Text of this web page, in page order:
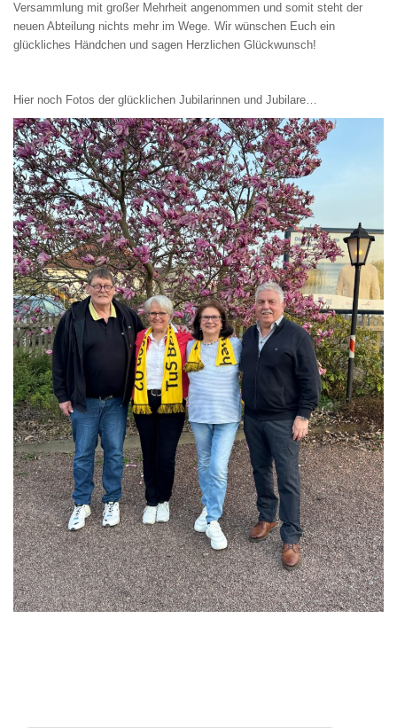
Versammlung mit großer Mehrheit angenommen und somit steht der
neuen Abteilung nichts mehr im Wege. Wir wünschen Euch ein
glückliches Händchen und sagen Herzlichen Glückwunsch!
Hier noch Fotos der glücklichen Jubilarinnen und Jubilare…